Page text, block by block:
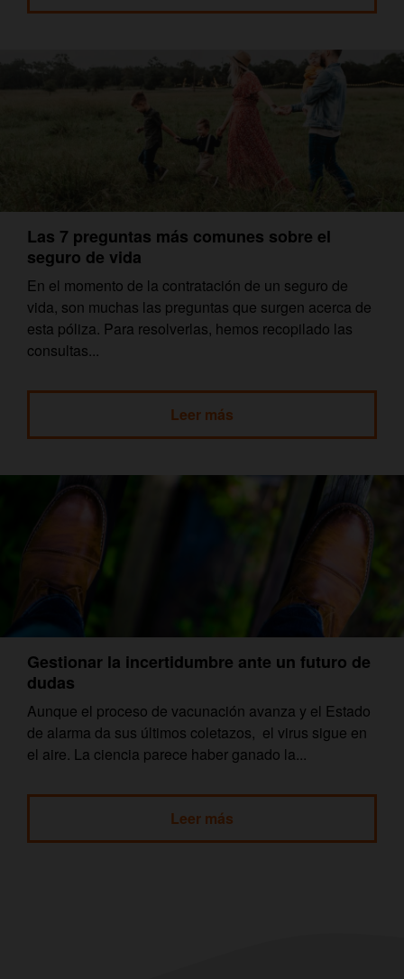
Las 7 preguntas más comunes sobre el
seguro de vida
En el momento de la contratación de un seguro de
vida, son muchas las preguntas que surgen acerca de
esta póliza. Para resolverlas, hemos recopilado las
consultas...
Leer más
Gestionar la incertidumbre ante un futuro de
dudas
Aunque el proceso de vacunación avanza y el Estado
de alarma da sus últimos coletazos, el virus sigue en
el aire. La ciencia parece haber ganado la...
Leer más